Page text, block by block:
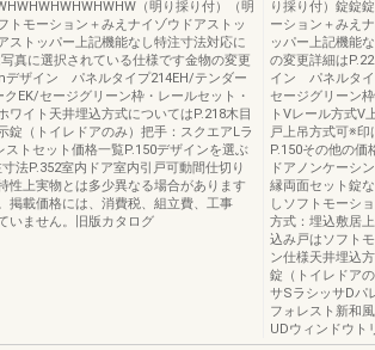
（明り採り付）（明
トモーション＋みえナイゾウドアストッ
ストッパー上記機能なし特注寸法対応に
真に選択されている仕様です金物の変更
デザイン パネルタイプ214EH/テンダー
EK/セージグリーン枠・レールセット・
ワイト天井埋込方式についてはP.218木目
錠（トイレドアのみ）把手：スクエアLラ
ストセット価格一覧P.150デザインを選ぶ
法P.352室内ドア室内引戸可動間仕切り
性上実物とは多少異なる場合があります
掲載価格には、消費税、組立費、工事
いません。旧版カタログ
り採り付）錠錠
ーション＋みえ
ッパー上記機能
の変更詳細は
イン パネルタイ
セージグリーン
トVレール方式V
戸上吊方式可※
P.150その他の価
ドアノンケーシ
縁両面セット錠
しソフトモーシ
方式：埋込敷居
込み戸はソフト
ン仕様天井埋込
錠（トイレドア
サSラシッサDパ
フォレスト新和
UDウィンドウト